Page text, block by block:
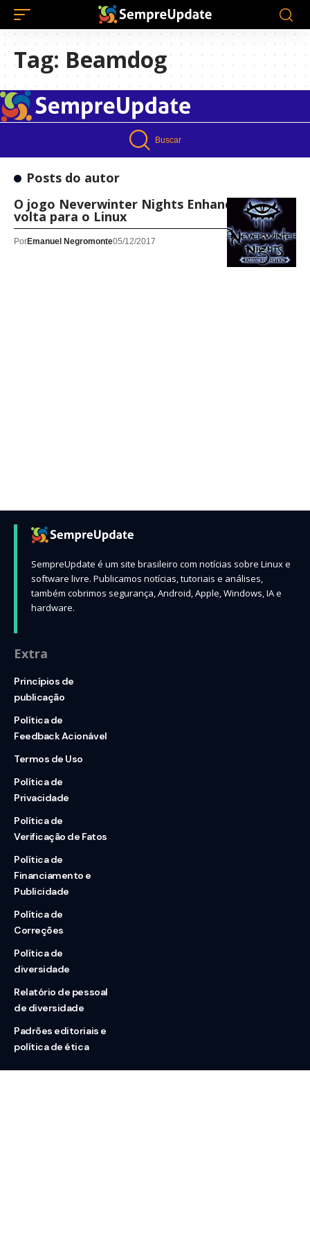
Tag: Beamdog
Buscar
Posts do autor
O jogo Neverwinter Nights Enhanced Edition
volta para o Linux
PorEmanuel Negromonte05/12/2017
SempreUpdate é um site brasileiro com notícias sobre Linux e
software livre. Publicamos notícias, tutoriais e análises,
também cobrimos segurança, Android, Apple, Windows, IA e
hardware.
Extra
Princípios de
publicação
Política de
Feedback Acionável
Termos de Uso
Política de
Privacidade
Política de
Verificação de Fatos
Política de
Financiamento e
Publicidade
Política de
Correções
Política de
diversidade
Relatório de pessoal
de diversidade
Padrões editoriais e
política de ética